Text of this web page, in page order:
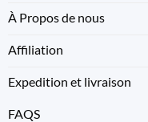
À Propos de nous
Affiliation
Expedition et livraison
FAQS